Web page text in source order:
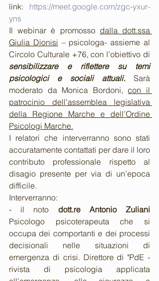
link: https://meet.google.com/zgc-yxur-
yns
Il webinar è promosso dalla dott.ssa
Giulia Dionisi – psicologa- assieme al
sensibilizzare e riflettere su temi
psicologici e sociali attuali. Sarà
moderato da Monica Bordoni, con il
patrocinio dell’assemblea legislativa
della Regione Marche e dell’Ordine
Psicologi Marche.
I relatori che interverranno sono stati
accuratamente contattati per dare il loro
contributo professionale rispetto al
disagio presente per via di un’epoca
difficile.
Interverranno:
- il noto
Psicologo psicoterapeuta che si
occupa dei comportanti e dei processi
decisionali nelle situazioni di
emergenza di crisi. Direttore di "PdE -
rivista di psicologia applicata